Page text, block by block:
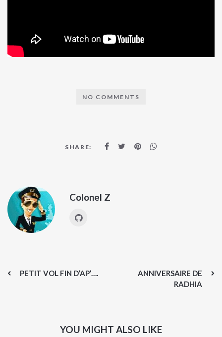
NO COMMENTS
SHARE:
Colonel Z
PETIT VOL FIN D’AP’….
ANNIVERSAIRE DE
RADHIA
YOU MIGHT ALSO LIKE